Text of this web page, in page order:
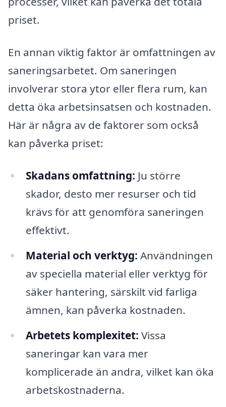
priset.
En annan viktig faktor är omfattningen av
saneringsarbetet. Om saneringen
involverar stora ytor eller flera rum, kan
detta öka arbetsinsatsen och kostnaden.
Här är några av de faktorer som också
kan påverka priset:
Skadans omfattning: Ju större
skador, desto mer resurser och tid
krävs för att genomföra saneringen
effektivt.
Material och verktyg: Användningen
av speciella material eller verktyg för
säker hantering, särskilt vid farliga
ämnen, kan påverka kostnaden.
Arbetets komplexitet: Vissa
saneringar kan vara mer
komplicerade än andra, vilket kan öka
arbetskostnaderna.